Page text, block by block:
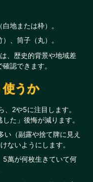
地または枠）。
、筒子（丸）。
、歴史的背景や地域差
確認できます。
使うか
2や5に注目します。
た」後悔が減ります。
（副露や捨て牌に見え
ないようにします。
5萬が何枚生きていて何